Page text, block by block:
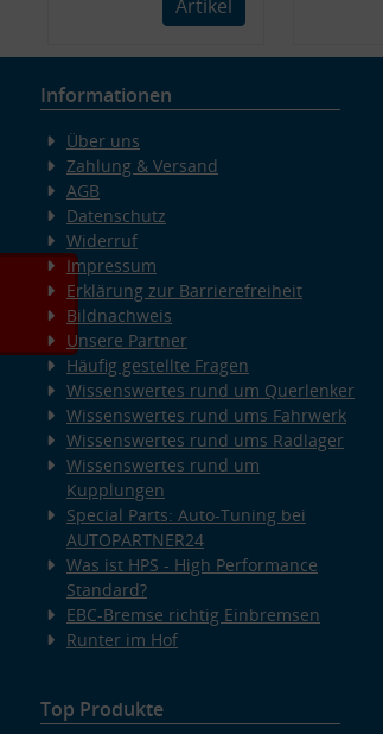
Artikel
Informationen
Über uns
Zahlung & Versand
AGB
Datenschutz
Widerruf
Impressum
Erklärung zur Barrierefreiheit
Bildnachweis
Unsere Partner
Häufig gestellte Fragen
Wissenswertes rund um Querlenker
Wissenswertes rund ums Fahrwerk
Wissenswertes rund ums Radlager
Wissenswertes rund um
Kupplungen
Special Parts: Auto-Tuning bei
AUTOPARTNER24
Was ist HPS - High Performance
Standard?
EBC-Bremse richtig Einbremsen
Runter im Hof
Top Produkte